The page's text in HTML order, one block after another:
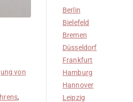
von
,
Berlin
Bielefeld
Bremen
Düsseldorf
Frankfurt
Hamburg
Hannover
Leipzig